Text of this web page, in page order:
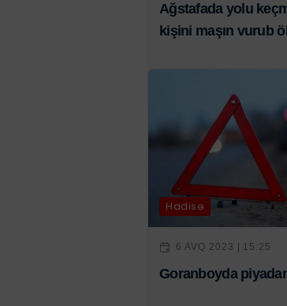
Ağstafada yolu
kişini maşın vurub
Hadisə
6 AVQ 2023 | 15:25
Goranboyda